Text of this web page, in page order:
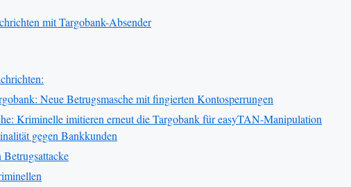
mit Targobank-Absender
Neue Betrugsmasche mit fingierten Kontosperrungen
Kriminelle imitieren erneut die Targobank für easyTAN-Manipulation
gegen Bankkunden